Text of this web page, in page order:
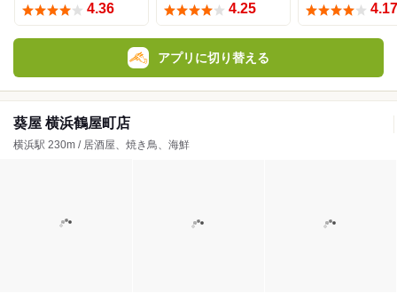
4.36 4.25 4.17
アプリに切り替える
葵屋 横浜鶴屋町店
横浜駅 230m / 居酒屋、焼き鳥、海鮮